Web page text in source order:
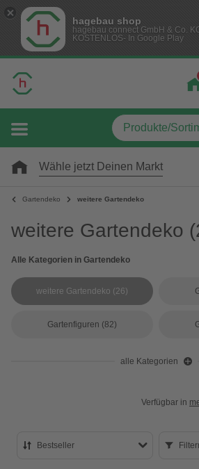
hagebau shop
hagebau connect GmbH & Co.
KOSTENLOS- In Google Play
Wähle jetzt Deinen Markt
Gartendeko weitere Gartendeko
weitere Gartendeko
Alle Kategorien in Gartendeko
weitere Gartendeko (26)
Gartenfiguren (82)
alle Kategorien
Verfügbar in
Bestseller